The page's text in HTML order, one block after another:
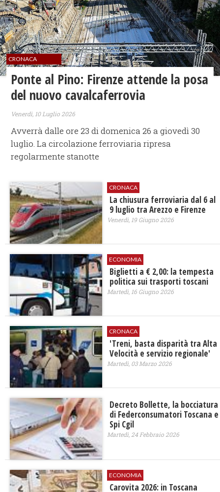
CRONACA
Ponte al Pino: Firenze attende la posa
del nuovo cavalcaferrovia
Venerdì, 10 Luglio 2026
Avverrà dalle ore 23 di domenica 26 a giovedì 30
luglio. La circolazione ferroviaria ripresa
regolarmente stanotte
CRONACA
La chiusura ferroviaria dal 6 al
9 luglio tra Arezzo e Firenze
Venerdì, 19 Giugno 2026
ECONOMIA
​Biglietti a € 2,00: la tempesta
politica sui trasporti toscani
Martedì, 16 Giugno 2026
CRONACA
'Treni, basta disparità tra Alta
Velocità e servizio regionale'
Martedì, 03 Marzo 2026
Decreto Bollette, la bocciatura
di Federconsumatori Toscana e
Spi Cgil
Martedì, 24 Febbraio 2026
ECONOMIA
Carovita 2026: in Toscana